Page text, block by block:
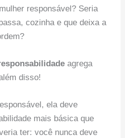
responsável? Seria
cozinha e que deixa a
agrega
disso!
ela deve
mais básica que
ter: você nunca deve